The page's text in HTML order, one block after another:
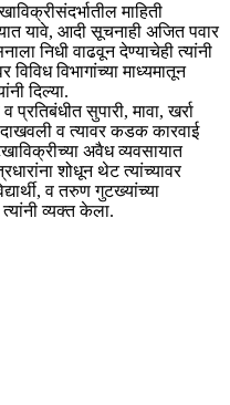
माहिती
यावे, आदी सूचनाही अजित पवार
निधी वाढवून देण्याचेही त्यांनी
विविध विभागांच्या माध्यमातून
दिल्या.
सुपारी, मावा, खर्रा
दाखवली व त्यावर कडक कारवाई
अवैध व्यवसायात
शोधून थेट त्यांच्यावर
व तरुण गुटख्यांच्या
व्यक्त केला.